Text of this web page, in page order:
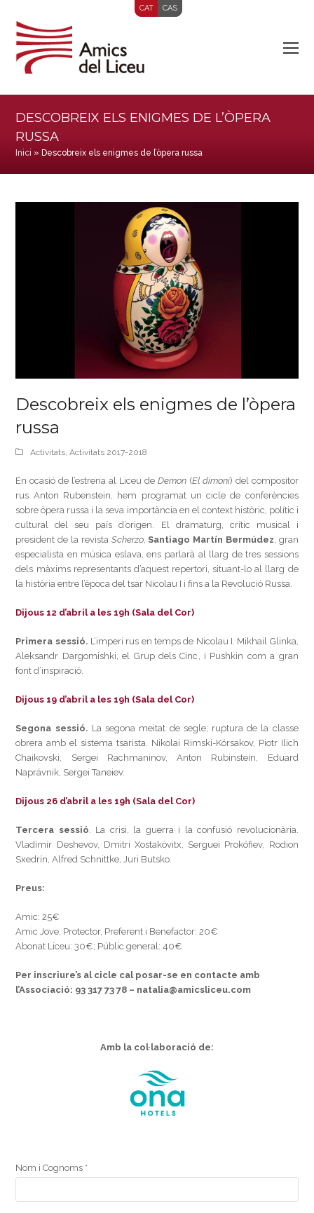
CAT CAS
DESCOBREIX ELS ENIGMES DE L’ÒPERA
RUSSA
Inici » Descobreix els enigmes de l’òpera russa
Descobreix els enigmes de l’òpera
russa
Activitats,Activitats 2017-2018
En ocasió de l’estrena al Liceu de Demon (El dimoni) del compositor
rus Anton Rubenstein, hem programat un cicle de conferències
sobre òpera russa i la seva importància en el context històric, polític i
cultural del seu país d’origen. El dramaturg, crític musical i
president de la revista Scherzo,Santiago Martín Bermúdez , gran
especialista en música eslava, ens parlarà al llarg de tres sessions
dels màxims representants d’aquest repertori, situant-lo al llarg de
la història entre l’època del tsar Nicolau I i fins a la Revolució Russa.
Dijous 12 d’abril a les 19h (Sala del Cor)
Primera sessió. L’imperi rus en temps de Nicolau I. Mikhail Glinka,
Aleksandr Dargomishki, el Grup dels Cinc, i Pushkin com a gran
font d’inspiració.
Dijous 19 d’abril a les 19h (Sala del Cor)
Segona sessió. La segona meitat de segle; ruptura de la classe
obrera amb el sistema tsarista. Nikolai Rimski-Kórsakov, Piotr Ilich
Chaikovski, Sergei Rachmaninov, Anton Rubinstein, Eduard
Naprávnik, Sergei Taneiev.
Dijous 26 d’abril a les 19h (Sala del Cor)
Tercera sessió . La crisi, la guerra i la confusió revolucionària.
Vladímir Deshevov, Dmitri Xostakóvitx, Serguei Prokófiev, Rodion
Sxedrín, Alfred Schnittke, Juri Butsko.
Preus:
Amic: 25€
Amic Jove, Protector, Preferent i Benefactor: 20€
Abonat Liceu: 30€; Públic general: 40€
Per inscriure’s al cicle cal posar-se en contacte amb
l’Associació: 93 317 73 78 – natalia@amicsliceu.com
Amb la col·laboració de:
Nom i Cognoms *